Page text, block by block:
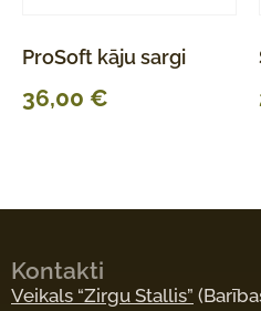
ProSoft kāju sargi
36,00 €
Kontakti
Veikals “Zirgu Stallis”